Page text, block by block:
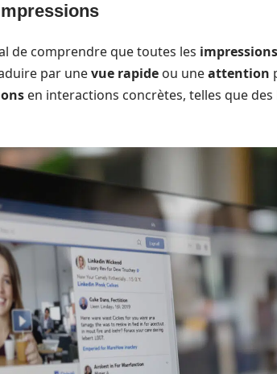
de comprendre que toutes les impressions
par unevue rapide ou uneattention
en interactions concrètes, telles que des